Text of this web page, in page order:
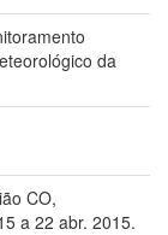
da
CO,
a 22 abr. 2015.